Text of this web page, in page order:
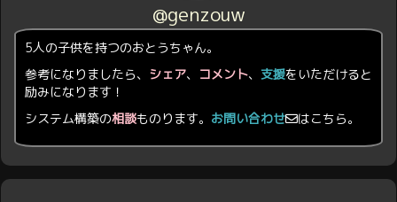
@genzouw
5人の子供を持つのおとうちゃん。
参考になりましたら、 シェア、 コメント、 支援をいただけると
励みになります！
システム構築の相談ものります。 お問い合わせ はこちら。